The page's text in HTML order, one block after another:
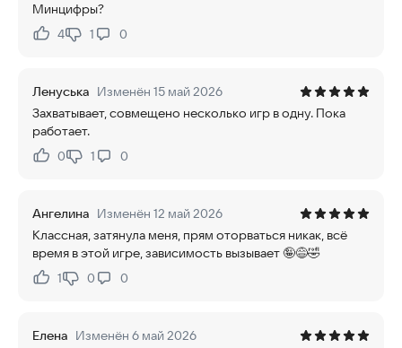
Минцифры?
Нравится:
4Не нравится:
1 0
Ленуська Изменён 15 май 2026
Захватывает, совмещено несколько игр в одну. Пока
работает.
Нравится:
0Не нравится:
1 0
Ангелина Изменён 12 май 2026
Классная, затянула меня, прям оторваться никак, всё
время в этой игре, зависимость вызывает 🤪😅🤣
Нравится:
1Не нравится:
0 0
Елена Изменён 6 май 2026